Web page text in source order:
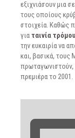
εξιχνιάσουν μια
τους οποίους
στοιχεία. Καθώς
για ταινία τρόμου
την ευκαιρία να
και, βασικά, τους
πρωταγωνιστούν,
πρεμιέρα το 2001.